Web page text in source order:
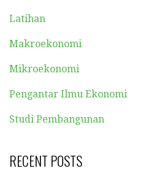
Latihan
Makroekonomi
Mikroekonomi
Pengantar Ilmu Ekonomi
Studi Pembangunan
RECENT POSTS